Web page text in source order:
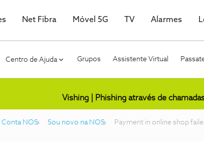
Net Fibra Móvel 5G TV Alarmes
Centro de Ajuda Grupos Assistente Virtual
Vishing | Phishing através de
Conta NOS Sou novo na NOS Payment in online shop